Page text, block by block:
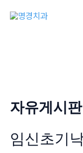
자유게시판
임신초기